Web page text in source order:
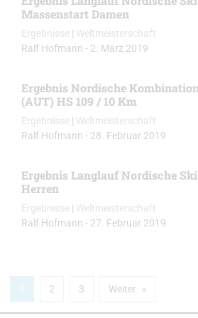
Massenstart Damen
Ergebnisse | Weltmeisterschaft
Ralf Hofmann - 2. März 2019
Ergebnis Nordische
(AUT) HS 109 / 10 Km
Ergebnisse | Weltmeisterschaft
Ralf Hofmann - 28. Februar 2019
Ergebnis Langlauf Nordische
Herren
Ergebnisse | Weltmeisterschaft
Ralf Hofmann - 27. Februar 2019
2 3 Weiter